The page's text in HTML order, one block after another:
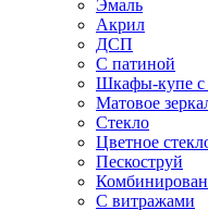
Эмаль
Акрил
ДСП
С патиной
Шкафы-купе с
Матовое
Стекло
Цветное
Пескоструй
С витражами